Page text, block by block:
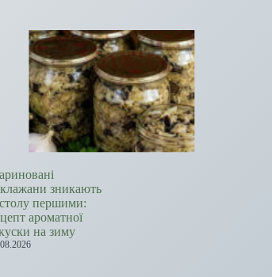
зникають
столу першими:
ароматної
на зиму